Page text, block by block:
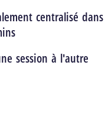
centralisé dans
session à l'autre